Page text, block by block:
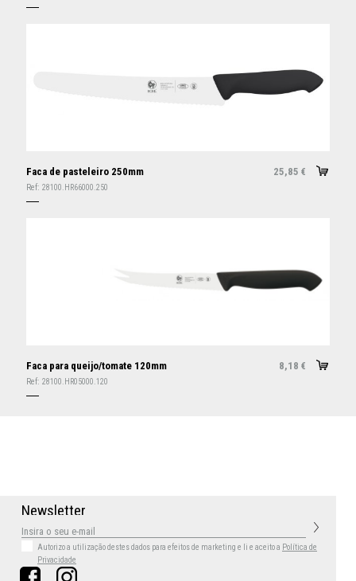
Faca de pasteleiro 250mm 25,85 €
Ref: 28100.HR66000.250
Faca para queijo/tomate 120mm 8,18 €
Ref: 28100.HR05000.120
Newsletter
Autorizo a utilização destes dados para efeitos de marketing e li e aceito a Política de
Privacidade